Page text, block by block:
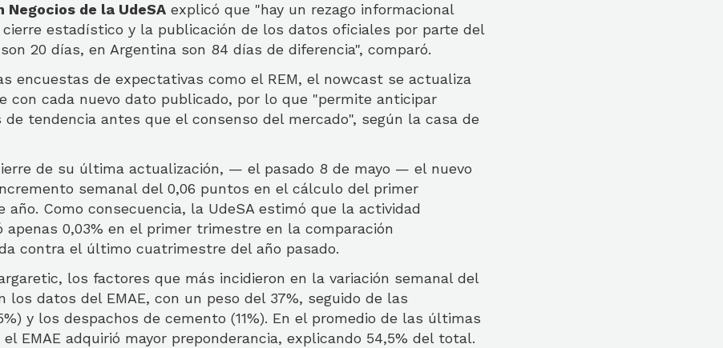
de la UdeSA explicó que "hay un rezago informacional
estadístico y la publicación de los datos oficiales por parte del
20 días, en Argentina son 84 días de diferencia", comparó.
encuestas de expectativas como el REM, el nowcast se actualiza
con cada nuevo dato publicado, por lo que "permite anticipar
tendencia antes que el consenso del mercado", según la casa de
de su última actualización, — el pasado 8 de mayo — el nuevo
semanal del 0,06 puntos en el cálculo del primer
Como consecuencia, la UdeSA estimó que la actividad
apenas 0,03% en el primer trimestre en la comparación
contra el último cuatrimestre del año pasado.
los factores que más incidieron en la variación semanal del
los datos del EMAE, con un peso del 37%, seguido de las
y los despachos de cemento (11%). En el promedio de las últimas
EMAE adquirió mayor preponderancia, explicando 54,5% del total.